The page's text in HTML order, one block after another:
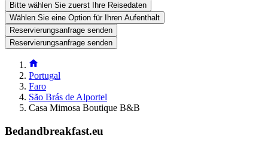
Bitte wählen Sie zuerst Ihre Reisedaten
Wählen Sie eine Option für Ihren Aufenthalt
Reservierungsanfrage senden
Reservierungsanfrage senden
Portugal
Faro
São Brás de Alportel
Casa Mimosa Boutique B&B
Bedandbreakfast.eu